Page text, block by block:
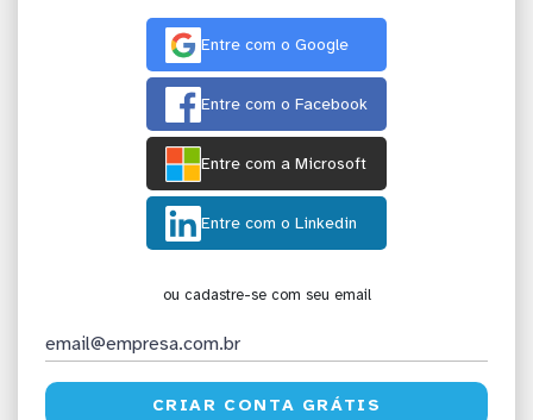
Entre com o Google
Entre com o Facebook
Entre com a Microsoft
Entre com o Linkedin
ou cadastre-se com seu email